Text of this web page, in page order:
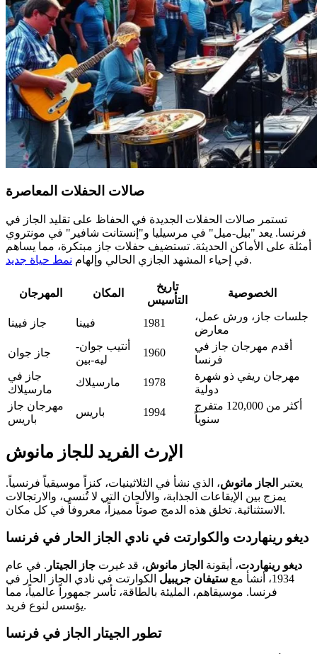
صالات الحفلات المعاصرة
تستمر صالات الحفلات الجديدة في الحفاظ على تقليد الجاز في
فرنسا. يعد "بيل-ميل" في مرسيليا و"إنستانت شافير" في مونتروي
أمثلة على الأماكن الحديثة. تستضيف حفلات جاز مبتكرة، مما يساهم
في إحياء المشهد الجازي الحالي وإلهام نمط حياة جديد .
المهرجان المكان
تاريخ
التأسيس
الخصوصية
جاز فيينا فيينا 1981
جلسات جاز، ورش عمل،
معارض
جاز جوان
أنتيب جوان-
ليه-بين
1960
أقدم مهرجان جاز في
فرنسا
جاز في
مارسيلاك
مارسيلاك 1978
مهرجان ريفي ذو شهرة
دولية
مهرجان جاز
باريس
باريس 1994
أكثر من 120,000 متفرج
سنوياً
الإرث الفريد للجاز مانوش
يعتبر الجاز مانوش، الذي نشأ في الثلاثينيات، كنزاً موسيقياً فرنسياً.
يمزج بين الإيقاعات الجذابة، والألحان التي لا تُنسى، والارتجالات
الاستثنائية. تخلق هذه الدمج صوتاً مميزاً، معروفاً في كل مكان.
ديغو رينهاردت والكوارتت في نادي الجاز الحار في فرنسا
ديغو رينهاردت، أيقونة الجاز مانوش، قد غيرت جاز الجيتار . في عام
1934، أنشأ مع
ستيفان جريبيل الكوارتت في نادي الجاز الحار في
فرنسا. موسيقاهم، المليئة بالطاقة، تأسر جمهوراً عالمياً، مما
يؤسس لنوع فريد.
تطور الجيتار الجاز في فرنسا